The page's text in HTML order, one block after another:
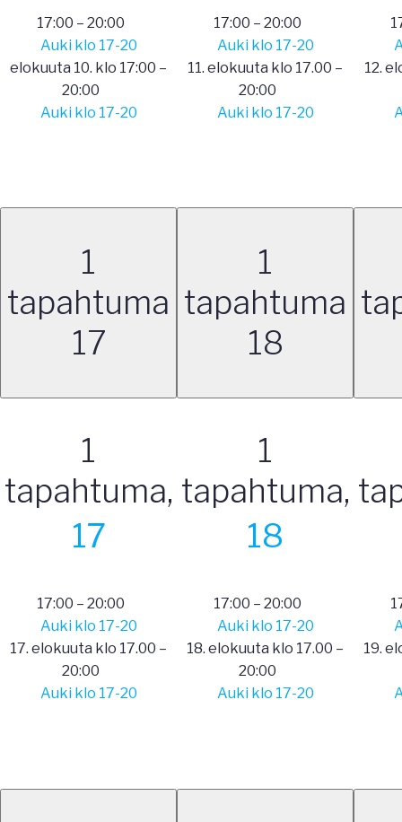
17:00 – 20:00
Auki klo 17-20
elokuuta 10. klo 17:00 –
20:00
Auki klo 17-20
17:00 – 20:00
Auki klo 17-20
11. elokuuta klo 17.00 –
20:00
Auki klo 17-20
12.
1
tapahtuma
17
1
tapahtuma,
17
17:00 – 20:00
Auki klo 17-20
17. elokuuta klo 17.00 –
20:00
Auki klo 17-20
1
tapahtuma
18
1
tapahtuma,
18
17:00 – 20:00
Auki klo 17-20
18. elokuuta klo 17.00 –
20:00
Auki klo 17-20
19.